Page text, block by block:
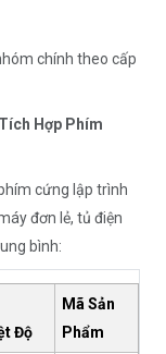
chính theo cấp
Hợp Phím
cứng lập trình
đơn lẻ, tủ điện
bình:
Độ
Mã Sản
Phẩm